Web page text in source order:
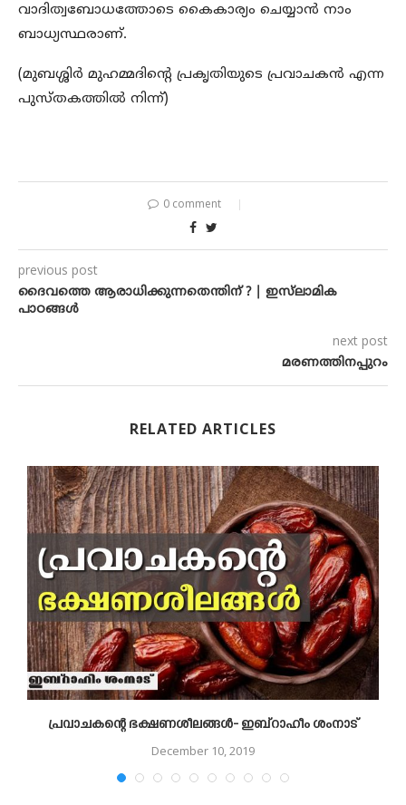
വാദിത്വബോധത്തോടെ കൈകാര്യം ചെയ്യാന്‍ നാം
ബാധ്യസ്ഥരാണ്.
(മുബശ്ശിര്‍ മുഹമ്മദിന്റെ പ്രകൃതിയുടെ പ്രവാചകന്‍ എന്ന
പുസ്തകത്തില്‍ നിന്ന്)
0 comment
previous post
ദൈവത്തെ ആരാധിക്കുന്നതെന്തിന് ? | ഇസ്‌ലാമിക
പാഠങ്ങൾ
next post
മരണത്തിനപ്പുറം
RELATED ARTICLES
പ്രവാചകന്റെ ഭക്ഷണശീലങ്ങള്‍- ഇബ്‌റാഹീം ശംനാട്
December 10, 2019